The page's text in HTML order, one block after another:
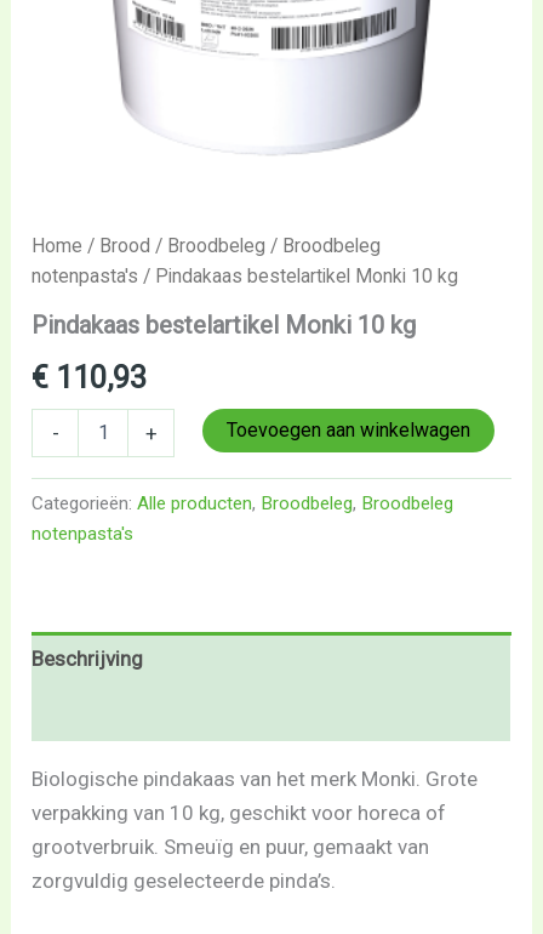
Home / Brood / Broodbeleg / Broodbeleg
notenpasta's / Pindakaas bestelartikel Monki 10 kg
Pindakaas bestelartikel Monki 10 kg
€ 110,93
- + Toevoegen aan winkelwagen
Categorieën:Alle producten, Broodbeleg, Broodbeleg
notenpasta's
Beschrijving
Biologische pindakaas van het merk Monki. Grote
verpakking van 10 kg, geschikt voor horeca of
grootverbruik. Smeuïg en puur, gemaakt van
zorgvuldig geselecteerde pinda’s.